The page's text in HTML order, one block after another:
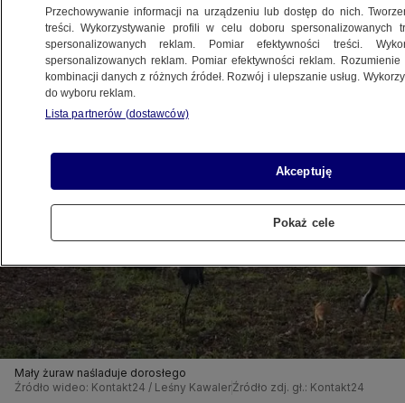
Anna Bruszewska
25.05.2026, 12:38
Udostępnij
Mały żuraw naśladuje dorosłego
Źródło wideo: Kontakt24 / Leśny KawalerŹródło zdj. gł.: Kontakt24
Przechowywanie informacji na urządzeniu lub dostęp do nich.
treści. Wykorzystywanie profili w celu doboru spersonalizowanych
spersonalizowanych reklam. Pomiar efektywności treści.
spersonalizowanych reklam. Pomiar efektywności reklam.
kombinacji danych z różnych źródeł. Rozwój i ulepszanie usług.
do wyboru reklam.
Lista partnerów (dostawców)
Akceptuję
Pokaż cele